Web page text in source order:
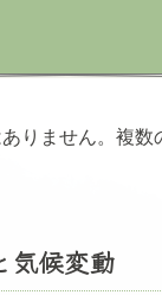
りません。複数
気候変動